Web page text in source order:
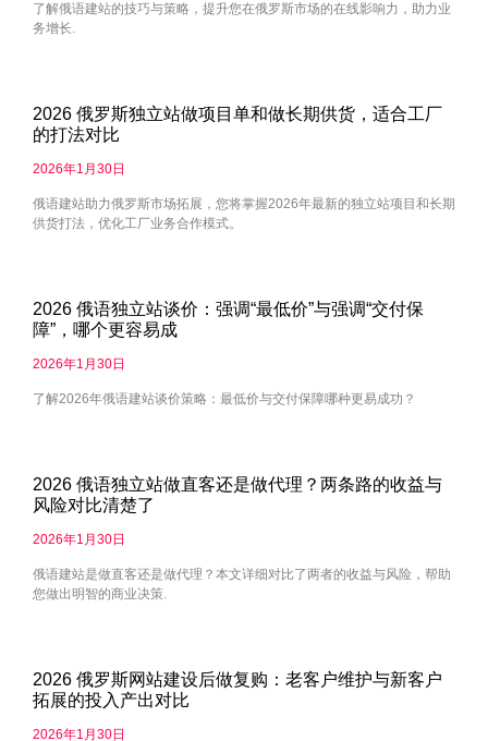
了解俄语建站的技巧与策略，提升您在俄罗斯市场的在线影响力，助力业
务增长.
2026 俄罗斯独立站做项目单和做长期供货，适合工厂
的打法对比
2026年1月30日
俄语建站助力俄罗斯市场拓展，您将掌握2026年最新的独立站项目和长期
供货打法，优化工厂业务合作模式。
2026 俄语独立站谈价：强调“最低价”与强调“交付保
障”，哪个更容易成
2026年1月30日
了解2026年俄语建站谈价策略：最低价与交付保障哪种更易成功？
2026 俄语独立站做直客还是做代理？两条路的收益与
风险对比清楚了
2026年1月30日
俄语建站是做直客还是做代理？本文详细对比了两者的收益与风险，帮助
您做出明智的商业决策.
2026 俄罗斯网站建设后做复购：老客户维护与新客户
拓展的投入产出对比
2026年1月30日